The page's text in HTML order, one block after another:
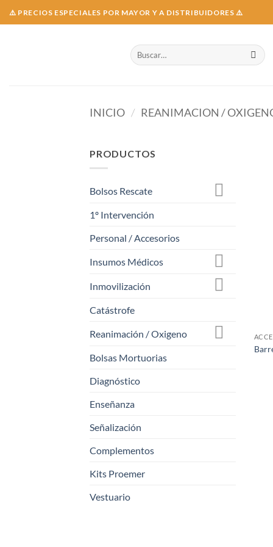
Skip
to
⚠️ PRECIOS ESPECIALES POR MAYOR Y A DISTRIBUIDORES ⚠️
Buscar
por:
INICIO / REANIMACION /
PRODUCTOS
Bolsos Rescate
1º Intervención
Personal / Accesorios
Insumos Médicos
Inmovilización
Catástrofe
Reanimación / Oxigeno
Bolsas Mortuorias
Diagnóstico
Enseñanza
Señalización
Complementos
Kits Proemer
Vestuario